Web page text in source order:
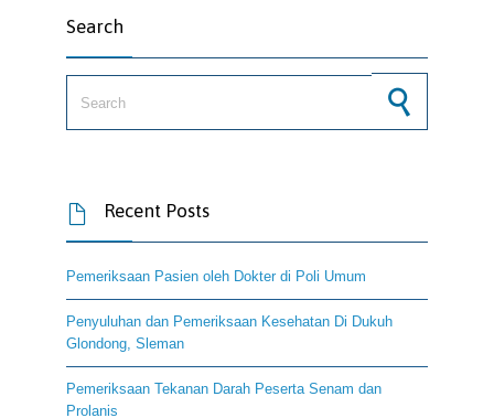
Search
 Recent Posts
Pemeriksaan Pasien oleh Dokter di Poli Umum
Penyuluhan dan Pemeriksaan Kesehatan Di Dukuh
Glondong, Sleman
Pemeriksaan Tekanan Darah Peserta Senam dan
Prolanis